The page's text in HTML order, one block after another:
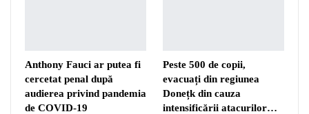
Anthony Fauci ar putea fi
cercetat penal după
audierea privind pandemia
de COVID-19
Peste 500 de copii,
evacuați din regiunea
Donețk din cauza
intensificării atacurilor…